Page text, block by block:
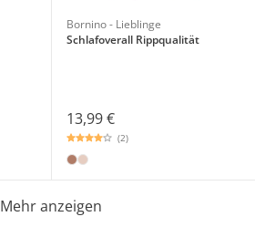
Bornino - Lieblinge
Schlafoverall Rippqualität
13,99 €
(2)
Mehr anzeigen